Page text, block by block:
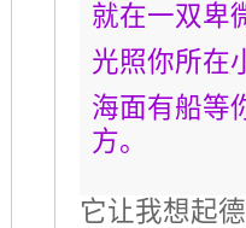
就在一双卑
光照你所在
海面有船等
方。
它让我想起